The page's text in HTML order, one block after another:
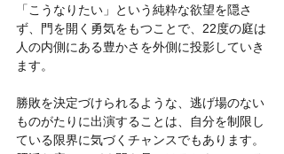
「こうなりたい」という純粋な欲望を隠さ
ず、門を開く勇気をもつことで、22度の庭は
人の内側にある豊かさを外側に投影していき
ます。
勝敗を決定づけられるような、逃げ場のない
ものがたりに出演することは、自分を制限し
ている限界に気づくチャンスでもあります。